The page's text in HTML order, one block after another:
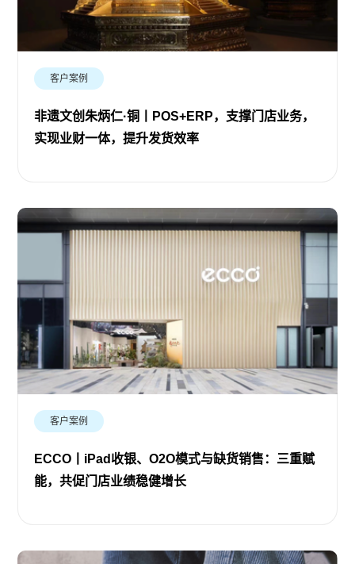
客户案例
非遗文创朱炳仁·铜丨POS+ERP，支撑门店业务，
实现业财一体，提升发货效率
客户案例
ECCO丨iPad收银、O2O模式与缺货销售：三重赋
能，共促门店业绩稳健增长